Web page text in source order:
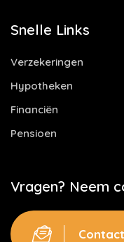
Snelle Links
Verzekeringen
Hypotheken
Financiën
Pensioen
Vragen? Neem
Contact